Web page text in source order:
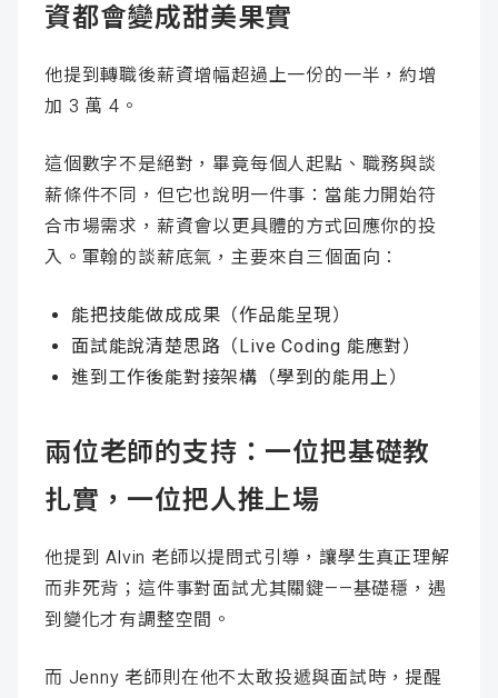
資都會變成甜美果實
他提到轉職後薪資增幅超過上一份的一半，約增
加 3 萬 4。
這個數字不是絕對，畢竟每個人起點、職務與談
薪條件不同，但它也說明一件事：當能力開始符
合市場需求，薪資會以更具體的方式回應你的投
入。軍翰的談薪底氣，主要來自三個面向：
能把技能做成成果（作品能呈現）
面試能說清楚思路（Live Coding 能應對）
進到工作後能對接架構（學到的能用上）
兩位老師的支持：一位把基礎教
扎實，一位把人推上場
他提到 Alvin 老師以提問式引導，讓學生真正理解
而非死背；這件事對面試尤其關鍵——基礎穩，遇
到變化才有調整空間。
而 Jenny 老師則在他不太敢投遞與面試時，提醒